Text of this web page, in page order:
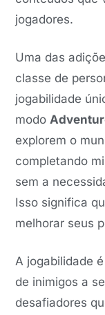
jogadores.
Uma das
classe de
jogabilidade
modo
explorem o
completando
sem a
Isso significa
melhorar seus
A jogabilidade
de inimigos a
desafiadores